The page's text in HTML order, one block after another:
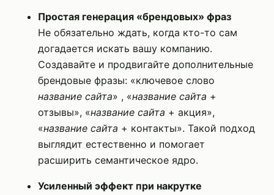
Простая генерация «брендовых» фраз
Не обязательно ждать, когда кто-то сам
догадается искать вашу компанию.
Создавайте и продвигайте дополнительные
брендовые фразы: «ключевое слово
название сайта» , «название сайта +
отзывы», «название сайта + акция»,
«название сайта + контакты». Такой подход
выглядит естественно и помогает
расширить семантическое ядро.
Усиленный эффект при накрутке